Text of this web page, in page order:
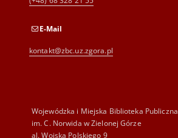
E-Mail
kontakt@zbc.uz.zgora.pl
Wojewódzka i Miejska Biblioteka Publiczna
im. C. Norwida w Zielonej Górze
al. Wojska Polskiego 9